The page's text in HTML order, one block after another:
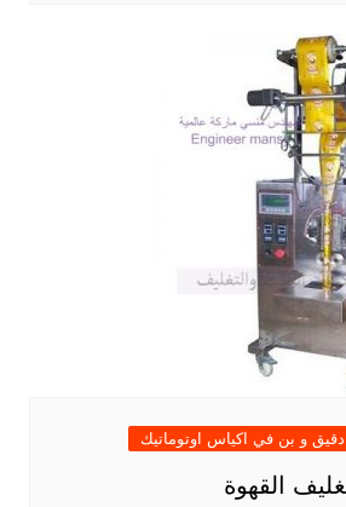
دقيق و بن في اكياس اوتوماتيك
القهوة